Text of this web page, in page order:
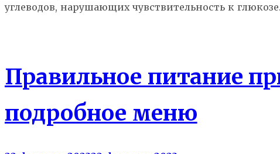
углеводов, нарушающих чувствительность к
Правильное питание
подробное меню